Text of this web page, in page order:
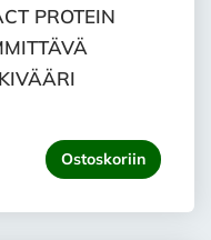
PROTEIN
Ostoskoriin